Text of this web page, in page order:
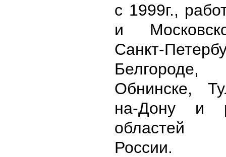
с 1999г.,
и
Санкт-
Обнинске,
на-Дону и
областей
России.